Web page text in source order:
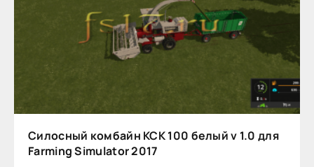
Силосный комбайн КСК 100 белый v 1.0 для
Farming Simulator 2017